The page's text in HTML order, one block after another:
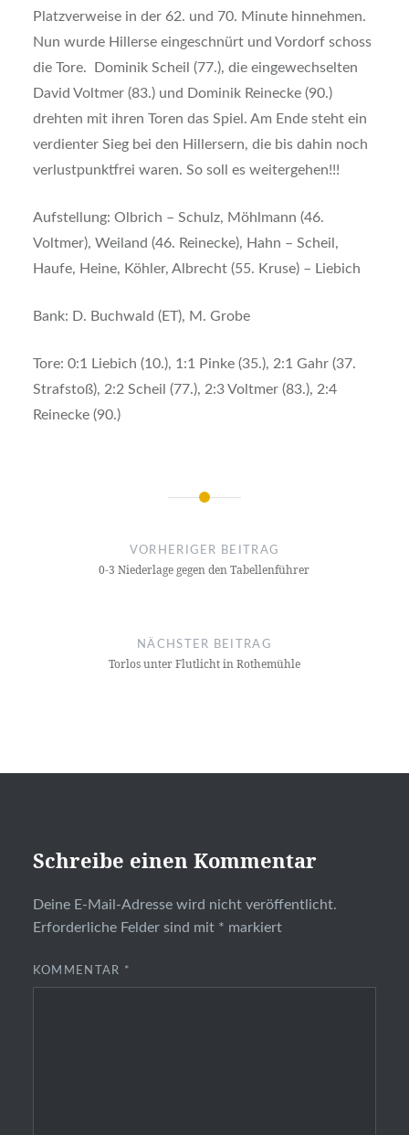
Platzverweise in der 62. und 70. Minute hinnehmen.
Nun wurde Hillerse eingeschnürt und Vordorf schoss
die Tore. Dominik Scheil (77.), die eingewechselten
David Voltmer (83.) und Dominik Reinecke (90.)
drehten mit ihren Toren das Spiel. Am Ende steht ein
verdienter Sieg bei den Hillersern, die bis dahin noch
verlustpunktfrei waren. So soll es weitergehen!!!
Aufstellung: Olbrich – Schulz, Möhlmann (46.
Voltmer), Weiland (46. Reinecke), Hahn – Scheil,
Haufe, Heine, Köhler, Albrecht (55. Kruse) – Liebich
Bank: D. Buchwald (ET), M. Grobe
Tore: 0:1 Liebich (10.), 1:1 Pinke (35.), 2:1 Gahr (37.
Strafstoß), 2:2 Scheil (77.), 2:3 Voltmer (83.), 2:4
Reinecke (90.)
Beitragsnavigation
VORHERIGER BEITRAG
0-3 Niederlage gegen den Tabellenführer
NÄCHSTER BEITRAG
Torlos unter Flutlicht in Rothemühle
Schreibe einen Kommentar
Deine E-Mail-Adresse wird nicht veröffentlicht.
Erforderliche Felder sind mit * markiert
KOMMENTAR *